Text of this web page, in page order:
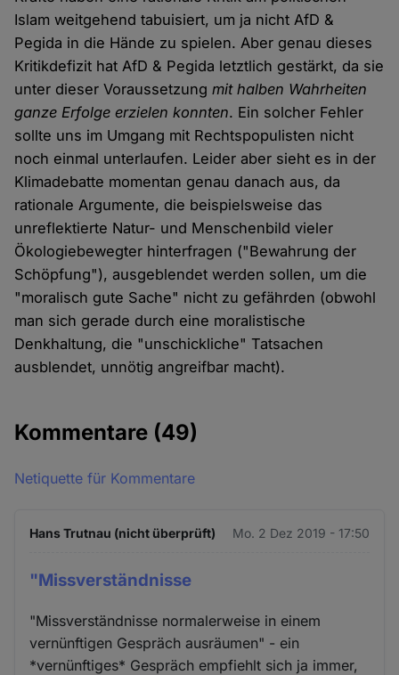
Islam weitgehend tabuisiert, um ja nicht AfD &
Pegida in die Hände zu spielen. Aber genau dieses
Kritikdefizit hat AfD & Pegida letztlich gestärkt, da sie
unter dieser Voraussetzungmit halben Wahrheiten
ganze Erfolge erzielen konnten. Ein solcher Fehler
sollte uns im Umgang mit Rechtspopulisten nicht
noch einmal unterlaufen. Leider aber sieht es in der
Klimadebatte momentan genau danach aus, da
rationale Argumente, die beispielsweise das
unreflektierte Natur- und Menschenbild vieler
Ökologiebewegter hinterfragen ("Bewahrung der
Schöpfung"), ausgeblendet werden sollen, um die
"moralisch gute Sache" nicht zu gefährden (obwohl
man sich gerade durch eine moralistische
Denkhaltung, die "unschickliche" Tatsachen
ausblendet, unnötig angreifbar macht).
Kommentare (49)
Netiquette für Kommentare
Hans Trutnau (nicht überprüft) Mo. 2 Dez 2019 - 17:50
"Missverständnisse
"Missverständnisse normalerweise in einem
vernünftigen Gespräch ausräumen" - ein
*vernünftiges* Gespräch empfiehlt sich ja immer,